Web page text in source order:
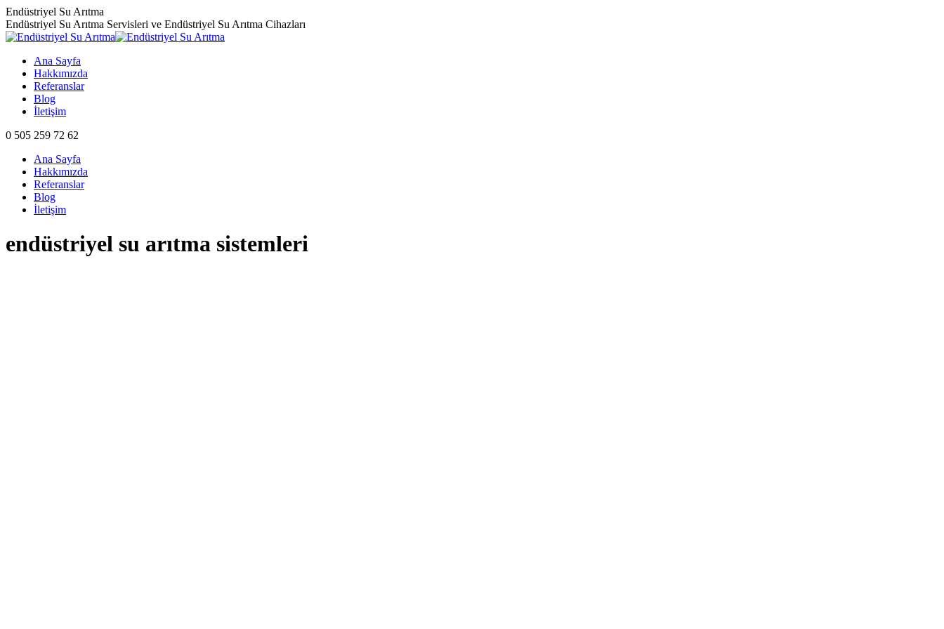
Skip
to
content
Endüstriyel Su Arıtma
Endüstriyel Su Arıtma Servisleri ve Endüstriyel Su Arıtma Cihazları
Ana Sayfa
Hakkımızda
Referanslar
Blog
İletişim
0 505 259 72 62
Ana Sayfa
Hakkımızda
Referanslar
Blog
İletişim
endüstriyel su arıtma sistemleri